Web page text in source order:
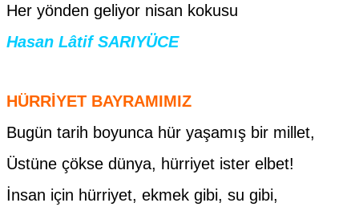
Her yönden geliyor nisan kokusu
Hasan Lâtif SARIYÜCE
HÜRRİYET BAYRAMIMIZ
Bugün tarih boyunca hür yaşamış bir millet,
Üstüne çökse dünya, hürriyet ister elbet!
İnsan için hürriyet, ekmek gibi, su gibi,